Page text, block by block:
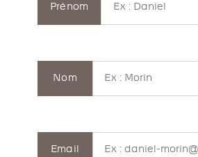
Prénom
Nom
Email